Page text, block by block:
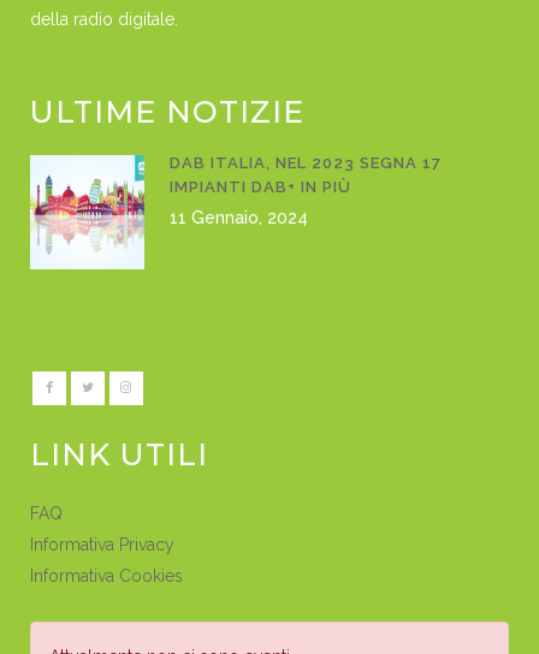
della radio digitale.
ULTIME NOTIZIE
DAB ITALIA, NEL 2023 SEGNA 17
IMPIANTI DAB+ IN PIÙ
11 Gennaio, 2024
LINK UTILI
FAQ
Informativa Privacy
Informativa Cookies